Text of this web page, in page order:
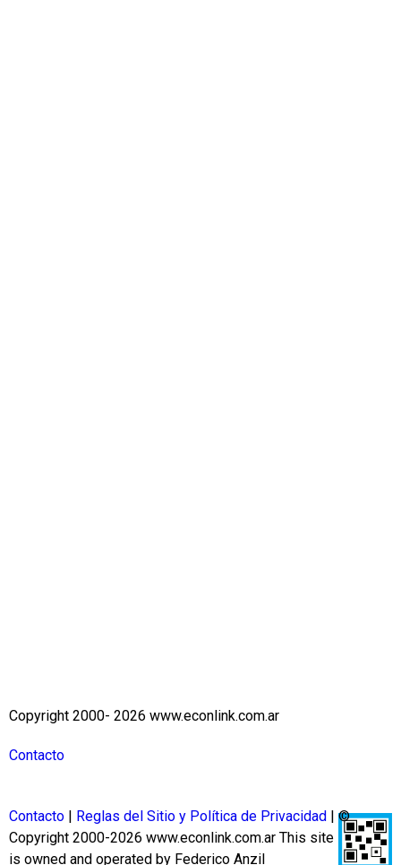
Copyright 2000- 2026 www.econlink.com.ar
Contacto
Contacto Reglas del Sitio y Política de Privacidad
| ©
Copyright 2000-2026 www.econlink.com.ar This site
is owned and operated by Federico Anzil